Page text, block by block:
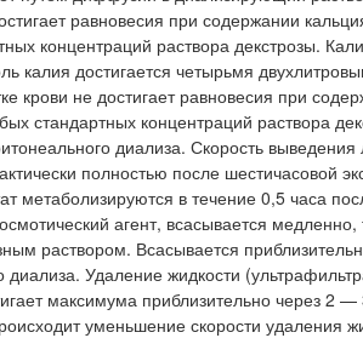
равновесия при содержании
концентраций раствора декстрозы.
калия достигается четырьмя
крови не достигает равновесия при
стандартных концентраций раствора
диализа. Скорость выведения
полностью после шестичасовой
метаболизируются в течение 0,5 часа
агент, всасывается медленно,
раствором. Всасывается
диализа. Удаление жидкости
максимума приблизительно через 2 —
уменьшение скорости удаления